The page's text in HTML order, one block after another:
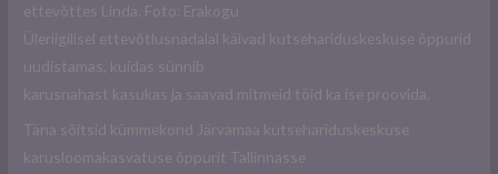
ettevõttes Linda. Foto: Erakogu
Üleriigilisel ettevõtlusnädalal käivad kutsehariduskeskuse õppurid
uudistamas, kuidas sünnib
karusnahast kasukas ja saavad mitmeid töid ka ise proovida.
Täna sõitsid kümmekond Järvamaa kutsehariduskeskuse
karusloomakasvatuse õppurit Tallinnasse